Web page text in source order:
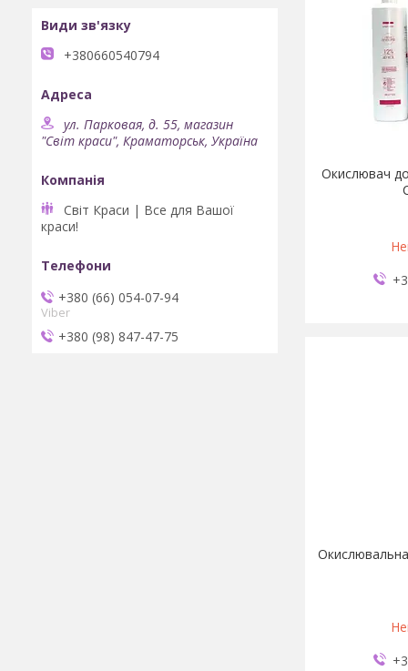
Окислювач
+380660540794
ул. Парковая, д. 55, магазин
"Світ краси", Краматорськ, Україна
Світ Краси | Все для Вашої
краси!
+380 (66) 054-07-94
Viber
+380 (98) 847-47-75